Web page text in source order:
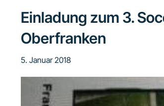
Einladung zum 3.
Oberfranken
5. Januar 2018